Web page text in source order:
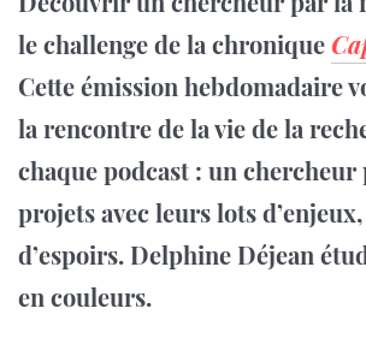
le challenge de la chronique
Cette émission hebdomadaire
la rencontre de la vie de la
chaque podcast : un chercheur
projets avec leurs lots d’enjeux,
d’espoirs.Delphine Déjean
en couleurs.